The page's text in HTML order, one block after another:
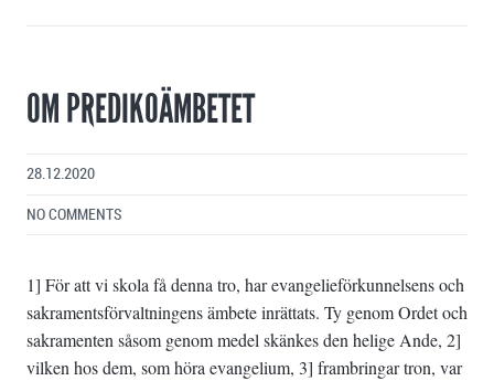
OM PREDIKOÄMBETET
28.12.2020
NO COMMENTS
1] För att vi skola få denna tro, har evangelieförkunnelsens och
sakramentsförvaltningens ämbete inrättats. Ty genom Ordet och
sakramenten såsom genom medel skänkes den helige Ande, 2]
vilken hos dem, som höra evangelium, 3] frambringar tron, var